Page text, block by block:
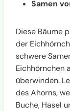
Samen
Diese Bäume
der
schwere
Eichhörnchen
überwinden.
des Ahorns,
Buche, Hasel